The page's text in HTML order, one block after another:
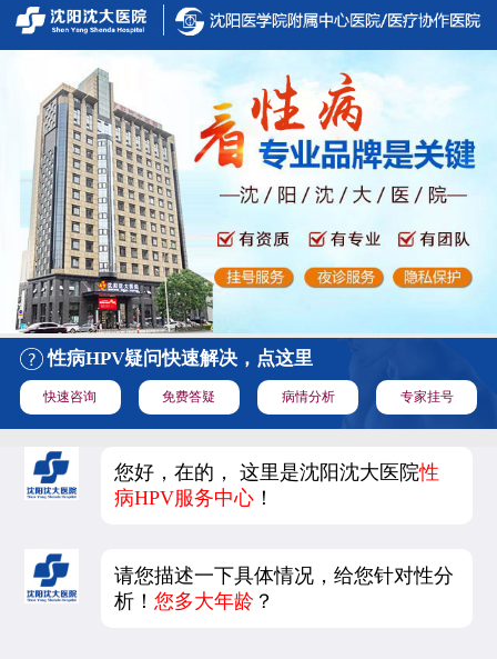
性病HPV疑问快速解决，点这里
快速咨询 免费答疑 病情分析 专家挂号
您好，在的， 这里是沈阳沈大医院性
病HPV服务中心 ！
请您描述一下具体情况，给您针对性分
析！您多大年龄 ？